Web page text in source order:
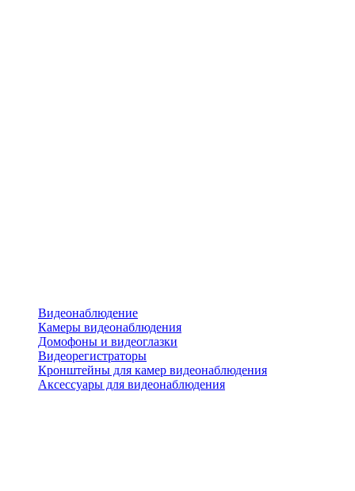
Видеонаблюдение
Камеры видеонаблюдения
Домофоны и видеоглазки
Видеорегистраторы
Кронштейны для камер видеонаблюдения
Аксессуары для видеонаблюдения